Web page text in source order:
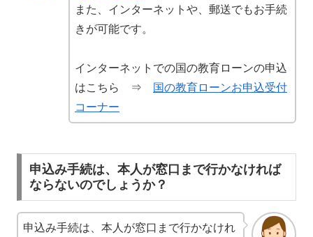
また、インターネットや、郵送でもお手続
きが可能です。
インターネットでの国の教育ローンの申込
はこちら ⇒
国の教育ローンお申込受付
コーナー
申込み手続は、本人が窓口まで行かなければ
ならないのでしょうか？
申込み手続は、本人が窓口まで行かなけれ